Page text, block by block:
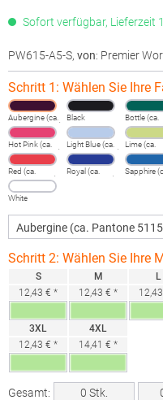
Sofort verfügbar, Lieferzeit
PW615-A5-S, von: Premier
Schritt 1: Wählen Sie Ihre
Aubergine (ca.
Pantone 5115)
Black
Bottle (ca.
Pantone
Hot Pink (ca.
Pantone 214c)
Light Blue (ca.
Pantone 2708)
Lime (ca.
Pantone
Red (ca.
Pantone 200)
Royal (ca.
Pantone 286)
Sapphire
Pantone
White
Schritt 2: Wählen Sie Ihre
S
12,43 € *
M
12,43 € *
L
3XL
12,43 € *
4XL
14,41 € *
Gesamt: 0 Stk.